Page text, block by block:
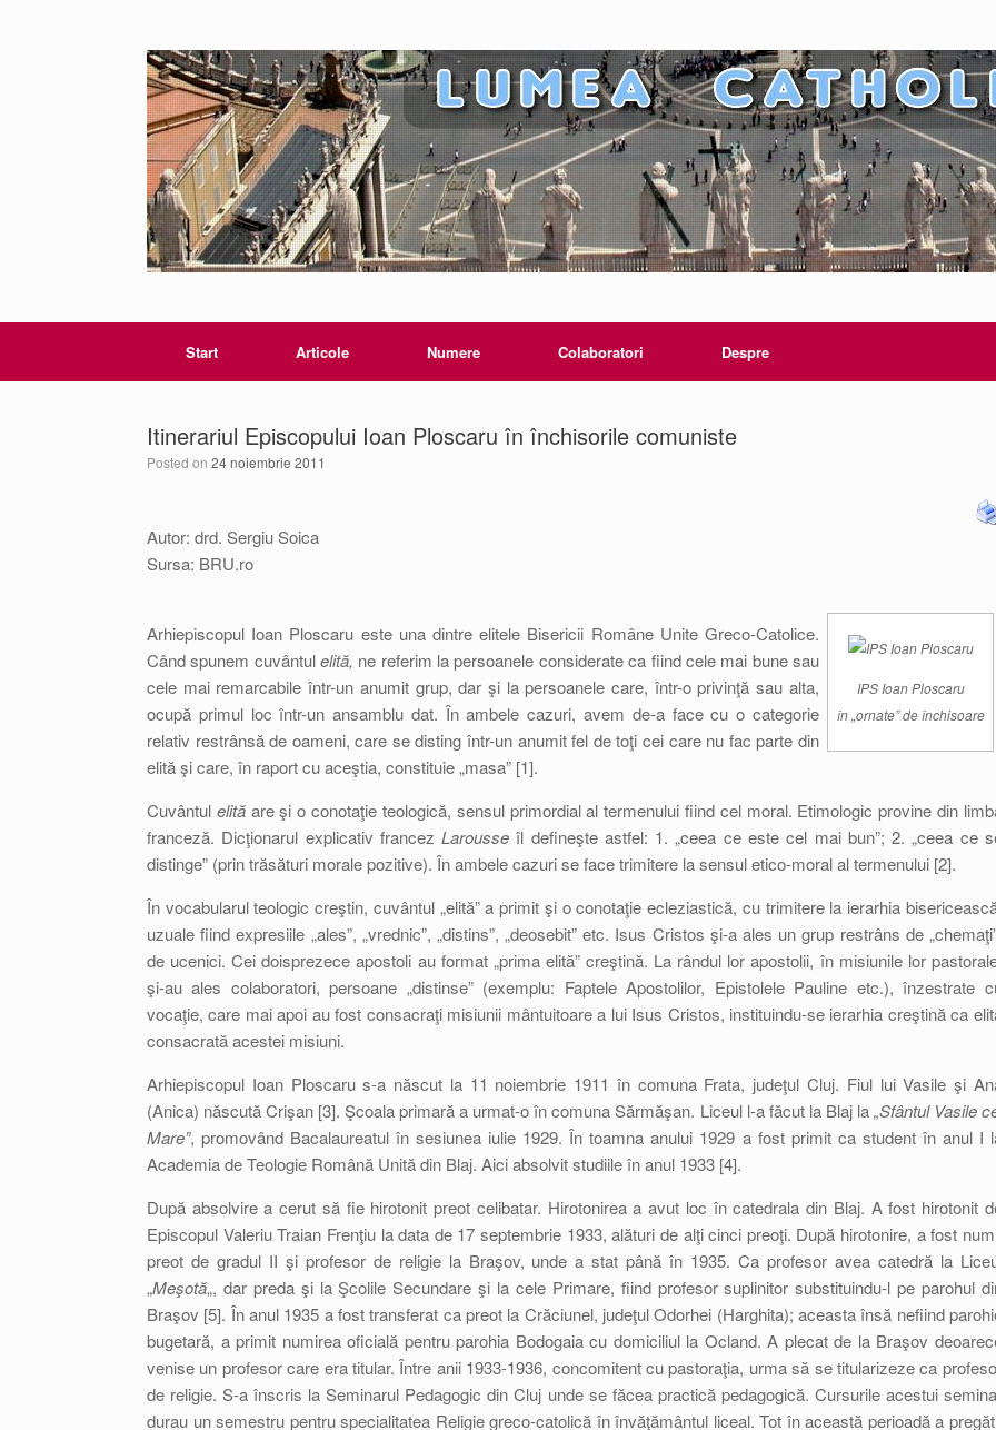
Start Articole Numere Colaboratori Despre
Itinerariul Episcopului Ioan Ploscaru în închisorile comuniste
Posted on 24 noiembrie 2011
Autor: drd. Sergiu Soica
Sursa: BRU.ro
IPS Ioan Ploscaru
în „ornate” de închisoare
Arhiepiscopul Ioan Ploscaru este una dintre elitele Bisericii Române Unite Greco-Catolice.
Când spunem cuvântulelită, ne referim la persoanele considerate ca fiind cele mai bune sau
cele mai remarcabile într-un anumit grup, dar şi la persoanele care, într-o privinţă sau alta,
ocupă primul loc într-un ansamblu dat. În ambele cazuri, avem de-a face cu o categorie
relativ restrânsă de oameni, care se disting într-un anumit fel de toţi cei care nu fac parte din
elită şi care, în raport cu aceştia, constituie „masa” [1].
Cuvântul elităare şi o conotaţie teologică, sensul primordial al termenului fiind cel moral. Etimologic provine din
franceză. Dicţionarul explicativ francezLarousse îl defineşte astfel: 1. „ceea ce este cel mai bun”; 2. „ceea ce
distinge” (prin trăsături morale pozitive). În ambele cazuri se face trimitere la sensul etico-moral al termenului [2].
În vocabularul teologic creştin, cuvântul „elită” a primit şi o conotaţie ecleziastică, cu trimitere la ierarhia
uzuale fiind expresiile „ales”, „vrednic”, „distins”, „deosebit” etc. Isus Cristos şi-a ales un grup restrâns de
de ucenici. Cei doisprezece apostoli au format „prima elită” creştină. La rândul lor apostolii, în misiunile lor
şi-au ales colaboratori, persoane „distinse” (exemplu: Faptele Apostolilor, Epistolele Pauline etc.), înzestrate
vocaţie, care mai apoi au fost consacraţi misiunii mântuitoare a lui Isus Cristos, instituindu-se ierarhia creştină ca
consacrată acestei misiuni.
Arhiepiscopul Ioan Ploscaru s-a născut la 11 noiembrie 1911 în comuna Frata, judeţul Cluj. Fiul lui Vasile şi
(Anica) născută Crişan [3]. Şcoala primară a urmat-o în comuna Sărmăşan. Liceul l-a făcut la Blaj la„Sfântul Vasile
Mare”, promovând Bacalaureatul în sesiunea iulie 1929. În toamna anului 1929 a fost primit ca student în anul I
Academia de Teologie Română Unită din Blaj. Aici absolvit studiile în anul 1933 [4].
După absolvire a cerut să fie hirotonit preot celibatar. Hirotonirea a avut loc în catedrala din Blaj. A fost hirotonit
Episcopul Valeriu Traian Frenţiu la data de 17 septembrie 1933, alături de alţi cinci preoţi. După hirotonire, a fost
preot de gradul II şi profesor de religie la Braşov, unde a stat până în 1935. Ca profesor avea catedră la
„Meşotă„, dar preda şi la Şcolile Secundare şi la cele Primare, fiind profesor suplinitor substituindu-l pe parohul
Braşov [5]. În anul 1935 a fost transferat ca preot la Crăciunel, judeţul Odorhei (Harghita); aceasta însă nefiind
bugetară, a primit numirea oficială pentru parohia Bodogaia cu domiciliul la Ocland. A plecat de la Braşov
venise un profesor care era titular. Între anii 1933-1936, concomitent cu pastoraţia, urma să se titularizeze ca
de religie. S-a înscris la Seminarul Pedagogic din Cluj unde se făcea practică pedagogică. Cursurile acestui
durau un semestru pentru specialitatea Religie greco-catolică în învăţământul liceal. Tot în această perioadă a